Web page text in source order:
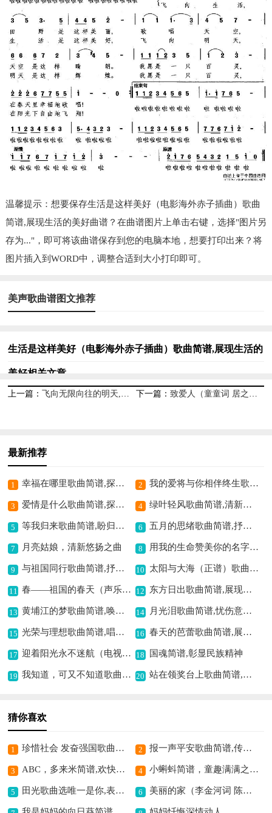
温馨提示：想要保存生活是这样美好（电影海外赤子插曲）歌曲
简谱,展现生活的美好曲谱？在曲谱图片上单击右键，选择"图片另
存为..."，即可将该曲谱保存到您的电脑本地，想要打印出来？将
图片插入到WORD中，调整合适到大小打印即可。
美声歌曲谱图文推荐
生活是这样美好（电影海外赤子插曲）歌曲简谱,展现生活的
美好相关文章
上一篇： 飞向无限向往的明天,憧憬美好未来 下一篇： 致爱人（童童词 居之浩曲）歌曲简谱,深情诉说爱之意
最新推荐
1 幸福在哪里歌曲简谱,探寻幸福之意 2 我的爱将与你相伴终生歌曲简谱,深情爱意相伴一生
3 爱情是什么歌曲简谱,探寻爱情真谛 4 绿叶轻风歌曲简谱,清新自然之美
5 等我归来歌曲简谱,盼归之意动人 6 五月的思绪歌曲简谱,抒发内心的情愫
7 月亮姑娘，清新悠扬之曲 8 用我的生命赞美你的名字（歌剧红河谷丹珠的咏叹调）歌曲简谱,深情咏叹生命赞歌
9 与祖国同行歌曲简谱,抒发爱国深情 10 太阳与大海（正谱）歌曲简谱,展现海天之壮美
11 春——祖国的春天（声乐组曲祖国四季之一）（正谱）歌曲简谱,展现祖国春之韵 12 东方日出歌曲简谱,展现日出磅礴之美
13 黄埔江的梦歌曲简谱,唤起都市之梦情 14 月光泪歌曲简谱,忧伤意境动人
15 光荣与理想歌曲简谱,唱响时代豪情 16 春天的芭蕾歌曲简谱,展现春之浪漫
17 迎着阳光永不迷航（电视剧女船长主题歌）歌曲简谱,展现逐梦信念 18 国魂简谱,彰显民族精神
19 我知道，可又不知道歌曲简谱,主题深意耐寻味 20 站在领奖台上歌曲简谱,荣耀时刻的赞歌
猜你喜欢
1 珍惜社会 发奋强国歌曲简谱,激发爱国奋进情 2 报一声平安歌曲简谱,传递温暖问候
3 ABC，多来米简谱,欢快学唱经典 4 小蝌蚪简谱，童趣满满之曲,
5 田光歌曲选唯一是你,表达专属爱意 6 美丽的家（李金河词 陈一鸣曲）歌曲简谱,展现家的美好意境